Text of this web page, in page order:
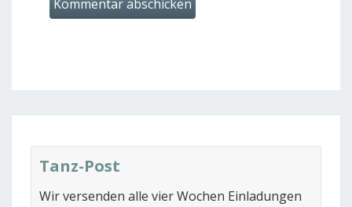
Tanz-Post
Wir versenden alle vier Wochen Einladungen